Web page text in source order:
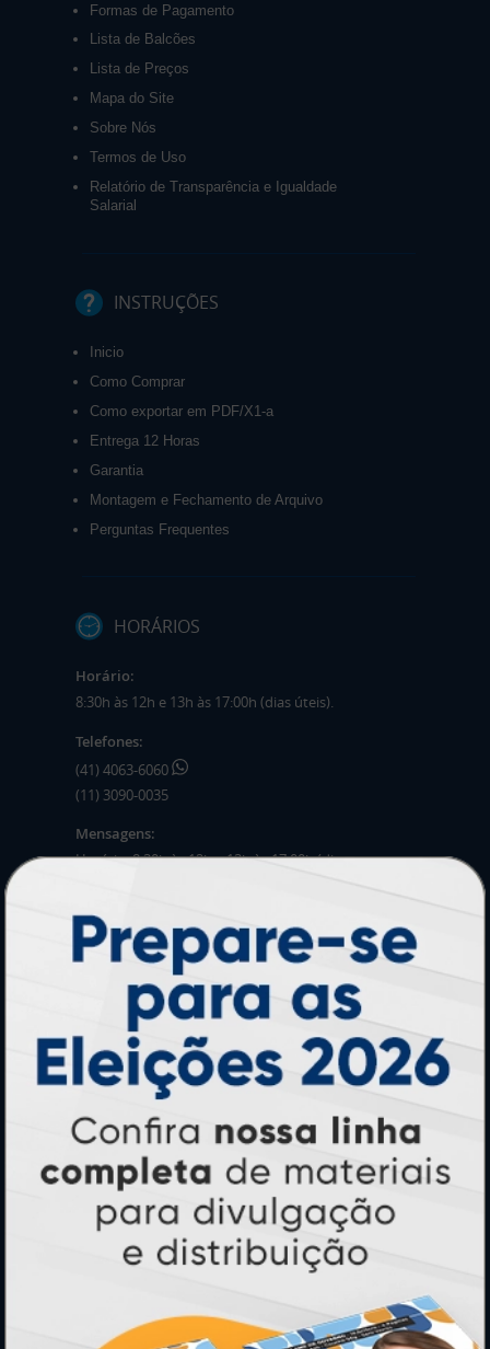
Formas de Pagamento
Lista de Balcões
Lista de Preços
Mapa do Site
Sobre Nós
Termos de Uso
Relatório de Transparência e Igualdade
Salarial
INSTRUÇÕES
Inicio
Como Comprar
Como exportar em PDF/X1-a
Entrega 12 Horas
Garantia
Montagem e Fechamento de Arquivo
Perguntas Frequentes
HORÁRIOS
Horário:
8:30h às 12h e 13h às 17:00h (dias úteis).
Telefones:
(41) 4063-6060
(11) 3090-0035
Mensagens:
Horário: 8:30h às 12h e 13h às 17:00h (dias
PRODUTOS
Adesivos
Ímãs
Cartão de Visita
Folder, Flyer e Panfleto
Banners e Lonas
Calendários 2027